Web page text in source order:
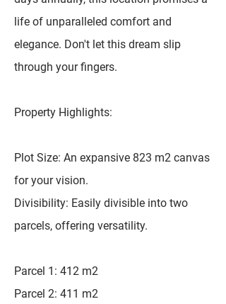
life of unparalleled comfort and
elegance. Don't let this dream slip
through your fingers.
Property Highlights:
Plot Size: An expansive 823 m2 canvas
for your vision.
Divisibility: Easily divisible into two
parcels, offering versatility.
Parcel 1: 412 m2
Parcel 2: 411 m2